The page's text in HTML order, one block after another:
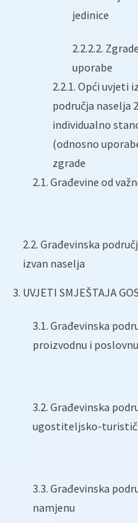
jedinice
2.2.2.2.
uporabe
2.2.1. Opći uvjeti
područja naselja
individualno
(odnosno
zgrade
2.1. Građevine od
2.2. Građevinska
izvan naselja
3. UVJETI SMJEŠTAJA
3.1. Građevinska
proizvodnu i poslovnu
3.2. Građevinska
ugostiteljsko-
3.3. Građevinska
namjenu